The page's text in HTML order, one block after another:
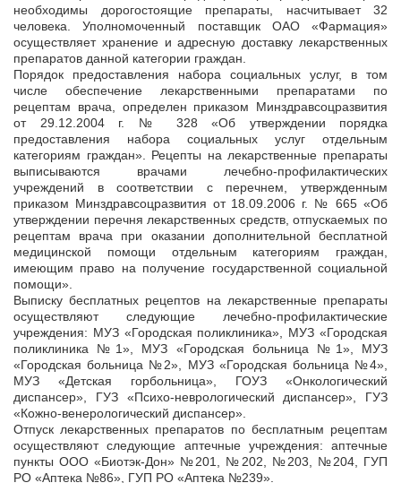
необходимы дорогостоящие препараты, насчитывает 32
человека. Уполномоченный поставщик ОАО «Фармация»
осуществляет хранение и адресную доставку лекарственных
препаратов данной категории граждан.
Порядок предоставления набора социальных услуг, в том
числе обеспечение лекарственными препаратами по
рецептам врача, определен приказом Минздравсоцразвития
от 29.12.2004 г. № 328 «Об утверждении порядка
предоставления набора социальных услуг отдельным
категориям граждан». Рецепты на лекарственные препараты
выписываются врачами лечебно-профилактических
учреждений в соответствии с перечнем, утвержденным
приказом Минздравсоцразвития от 18.09.2006 г. № 665 «Об
утверждении перечня лекарственных средств, отпускаемых по
рецептам врача при оказании дополнительной бесплатной
медицинской помощи отдельным категориям граждан,
имеющим право на получение государственной социальной
помощи».
Выписку бесплатных рецептов на лекарственные препараты
осуществляют следующие лечебно-профилактические
учреждения: МУЗ «Городская поликлиника», МУЗ «Городская
поликлиника №1», МУЗ «Городская больница №1», МУЗ
«Городская больница №2», МУЗ «Городская больница №4»,
МУЗ «Детская горбольница», ГОУЗ «Онкологический
диспансер», ГУЗ «Психо-неврологический диспансер», ГУЗ
«Кожно-венерологический диспансер».
Отпуск лекарственных препаратов по бесплатным рецептам
осуществляют следующие аптечные учреждения: аптечные
пункты ООО «Биотэк-Дон» №201, №202, №203, №204, ГУП
РО «Аптека №86», ГУП РО «Аптека №239».